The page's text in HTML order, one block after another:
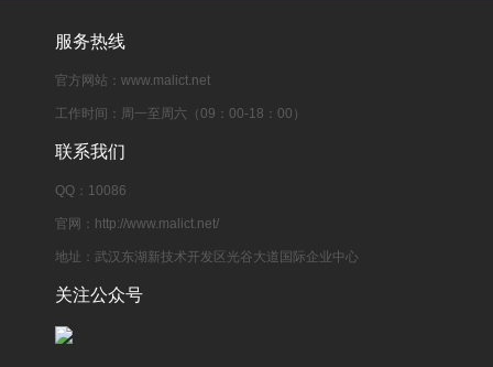
服务热线
官方网站：www.malict.net
工作时间：周一至周六（09：00-18：00）
联系我们
QQ：10086
官网：http://www.malict.net/
地址：武汉东湖新技术开发区光谷大道国际企业中心
关注公众号